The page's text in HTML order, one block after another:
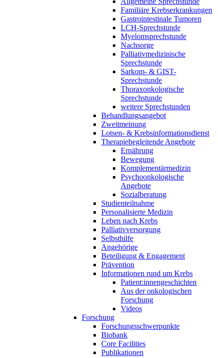
Familiäre Krebserkrankungen
Gastrointestinale Tumoren
LCH-Sprechstunde
Myelomsprechstunde
Nachsorge
Palliativmedizinische
Sprechstunde
Sarkom- & GIST-
Sprechstunde
Thoraxonkologische
Sprechstunde
weitere Sprechstunden
Behandlungsangebot
Zweitmeinung
Lotsen- & Krebsinformationsdienst
Therapiebegleitende Angebote
Ernährung
Bewegung
Komplementärmedizin
Psychoonkologische
Angebote
Sozialberatung
Studienteilnahme
Personalisierte Medizin
Leben nach Krebs
Palliativversorgung
Selbsthilfe
Angehörige
Beteiligung & Engagement
Prävention
Informationen rund um Krebs
Patient:innengeschichten
Aus der onkologischen
Forschung
Videos
Forschung
Forschungsschwerpunkte
Biobank
Core Facilities
Publikationen